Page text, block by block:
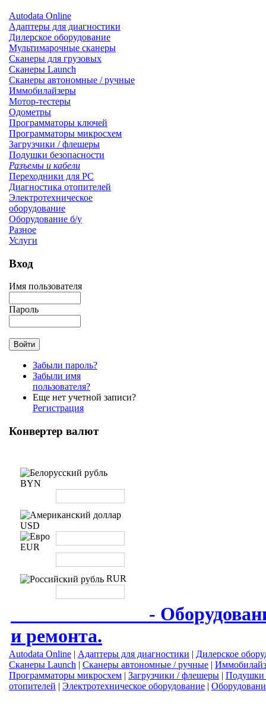
Autodata Online
Адаптеры для диагностики
Дилерское оборудование
Мультимарочные сканеры
Сканеры для грузовых
Сканеры Launch
Сканеры автономные / ручные
Иммобилайзеры
Мотор-тестеры
Одометры
Программаторы ключей
Программаторы микросхем
Загрузчики / флешеры
Подушки безопасности
Разъемы и кабели
Переходники для PC
Диагностика отопителей
Электротехническое
оборудование
Оборудование б/у
Разное
Услуги
Вход
Имя пользователя
Пароль
Забыли пароль?
Забыли имя
пользователя?
Еще нет учетной записи?
Регистрация
Конвертер валют
BYN
USD
EUR
RUR
-
и ремонта.
Autodata Online | Адаптеры для диагностики | Дилерское
Сканеры Launch | Сканеры автономные / ручные |
Программаторы микросхем | Загрузчики / флешеры | Подушки
отопителей | Электротехническое оборудование |